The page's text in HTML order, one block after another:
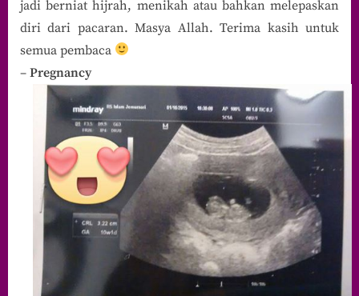
jadi berniat hijrah, menikah atau bahkan melepaskan
diri dari pacaran. Masya Allah. Terima kasih untuk
semua pembaca
– Pregnancy